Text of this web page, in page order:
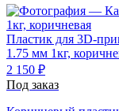
Пластик для 3D-
1.75 мм 1кг,
2 150 ₽
Под заказ